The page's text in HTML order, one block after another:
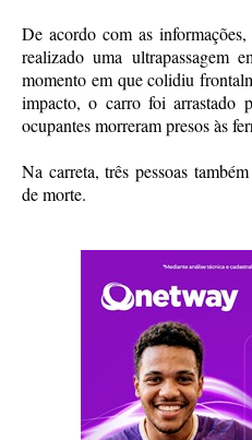
De acordo com as
realizado uma ultrapassagem
momento em que colidiu
impacto, o carro foi arrastado
ocupantes morreram presos às
Na carreta, três pessoas
de morte.